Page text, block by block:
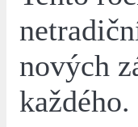
nových
každého.